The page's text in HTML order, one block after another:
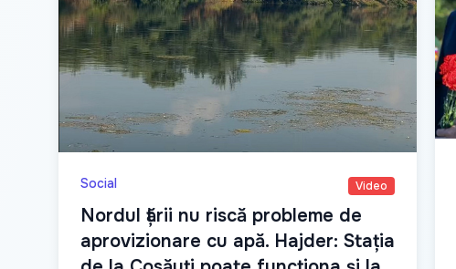
Social Video
Nordul țării nu riscă probleme de
aprovizionare cu apă. Hajder: Stația